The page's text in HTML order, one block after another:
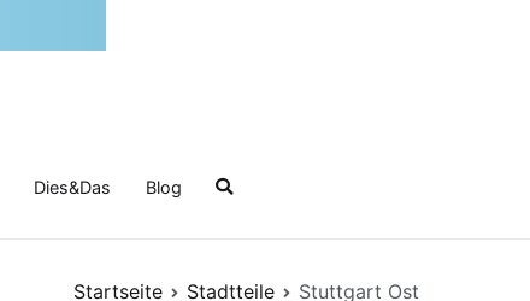
Dies&Das Blog
Startseite Stadtteile Stuttgart Ost